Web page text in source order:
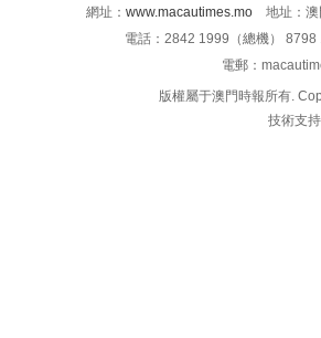
網址： www.macautimes.mo 地址：澳
電話：2842 1999（總機）
電郵：
版權屬于澳門時報所有.
技術支